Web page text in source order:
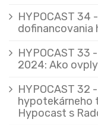
HYPOCAST 34
dofinancovania
HYPOCAST 33
2024: Ako
HYPOCAST 32
hypotekárneho
Hypocast s